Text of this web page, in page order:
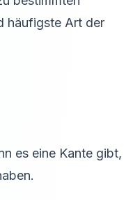
häufigste Art der
es eine Kante gibt,